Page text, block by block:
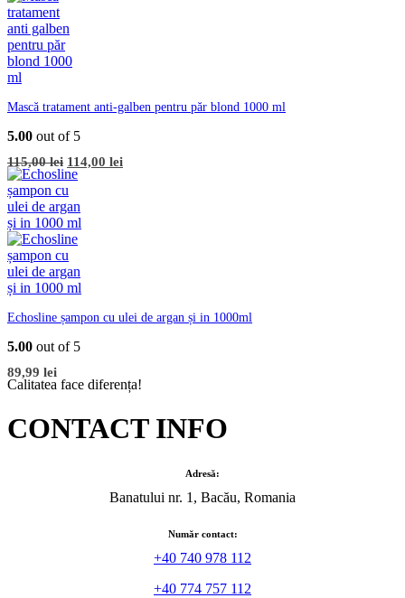
Mască tratament anti-galben pentru păr blond 1000 ml
5.00 out of 5
115,00lei Prețul
inițial
a
fost:
115,00 lei.
114,00 leiPrețul
curent
Echosline șampon cu ulei de argan și in 1000ml
5.00 out of 5
89,99 lei
Calitatea face diferența!
CONTACT INFO
Adresă:
Banatului nr. 1, Bacău, Romania
Număr contact:
+40 740 978 112
+40 774 757 112